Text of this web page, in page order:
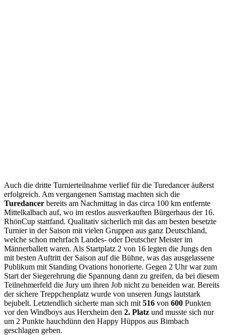
Auch die dritte Turnierteilnahme verlief für die Turedancer äußerst
erfolgreich. Am vergangenen Samstag machten sich die
Turedancer bereits am Nachmittag in das circa 100 km entfernte
Mittelkalbach auf, wo im restlos ausverkauften Bürgerhaus der 16.
RhönCup stattfand. Qualitativ sicherlich mit das am besten besetzte
Turnier in der Saison mit vielen Gruppen aus ganz Deutschland,
welche schon mehrfach Landes- oder Deutscher Meister im
Männerballett waren. Als Startplatz 2 von 16 legten die Jungs den
mit besten Auftritt der Saison auf die Bühne, was das ausgelassene
Publikum mit Standing Ovations honorierte. Gegen 2 Uhr war zum
Start der Siegerehrung die Spannung dann zu greifen, da bei diesem
Teilnehmerfeld die Jury um ihren Job nicht zu beneiden war. Bereits
der sichere Treppchenplatz wurde von unseren Jungs lautstark
bejubelt. Letztendlich sicherte man sich mit 516 von 600 Punkten
vor den Windboys aus Herxheim den 2. Platz und musste sich nur
um 2 Punkte hauchdünn den Happy Hüppos aus Bimbach
geschlagen geben.